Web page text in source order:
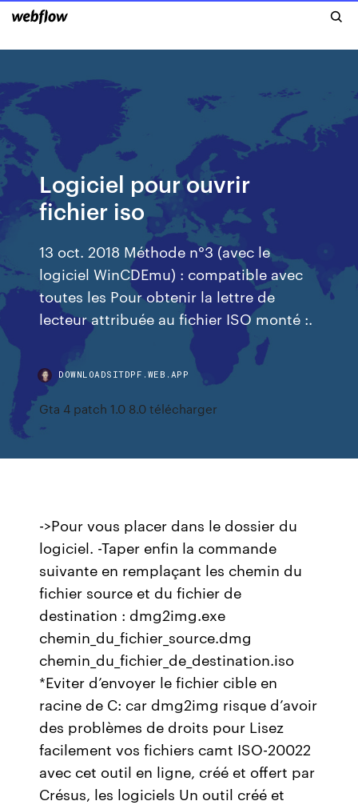
Logiciel pour ouvrir
fichier iso
13 oct. 2018 Méthode n°3 (avec le
logiciel WinCDEmu) : compatible avec
toutes les Pour obtenir la lettre de
lecteur attribuée au fichier ISO monté :.
DOWNLOADSITDPF.WEB.APP
Gta 4 patch 1.0 8.0 télécharger
->Pour vous placer dans le dossier du
logiciel. -Taper enfin la commande
suivante en remplaçant les chemin du
fichier source et du fichier de
destination : dmg2img.exe
chemin_du_fichier_source.dmg
chemin_du_fichier_de_destination.iso
*Eviter d’envoyer le fichier cible en
racine de C: car dmg2img risque d’avoir
des problèmes de droits pour Lisez
facilement vos fichiers camt ISO-20022
avec cet outil en ligne, créé et offert par
Crésus, les logiciels Un outil créé et